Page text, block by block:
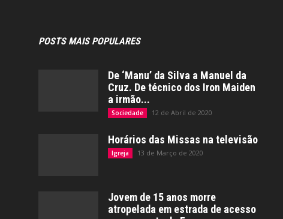
POSTS MAIS POPULARES
De ‘Manu’ da Silva a Manuel da
Cruz. De técnico dos Iron Maiden
a irmão...
Sociedade 12 de Abril de 2020
Horários das Missas na televisão
Igreja 13 de Março de 2020
Jovem de 15 anos morre
atropelada em estrada de acesso